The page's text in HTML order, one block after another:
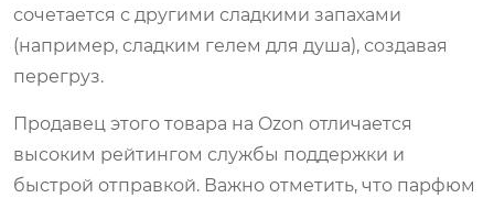
сочетается с другими сладкими запахами
(например, сладким гелем для душа), создавая
перегруз.
Продавец этого товара на Ozon отличается
высоким рейтингом службы поддержки и
быстрой отправкой. Важно отметить, что парфюм